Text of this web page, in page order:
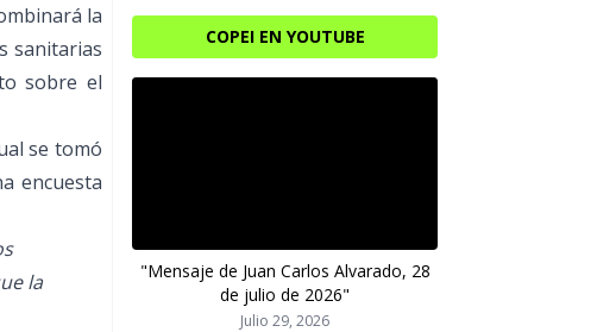
la
sanitarias
sobre el
se tomó
encuesta
la
COPEI EN YOUTUBE
"Mensaje de Juan Carlos Alvarado, 28
de julio de 2026"
Julio 29, 2026